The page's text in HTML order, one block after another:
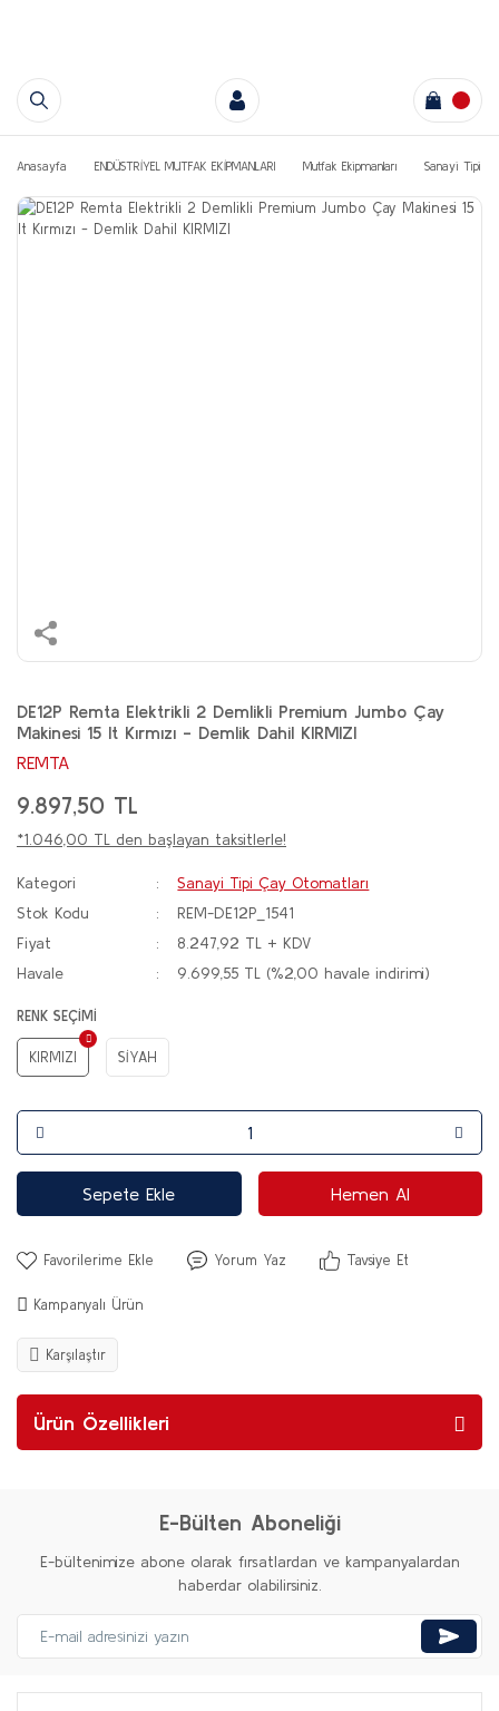
Anasayfa ENDÜSTRİYEL MUTFAK EKİPMANLARI Mutfak Ekipmanları Sanayi Tipi
DE12P Remta Elektrikli 2 Demlikli Premium Jumbo Çay
Makinesi 15 lt Kırmızı - Demlik Dahil KIRMIZI
REMTA
9.897,50 TL
*1.046,00 TL den başlayan taksitlerle!
Kategori
Sanayi Tipi Çay Otomatları
Stok Kodu
REM-DE12P_1541
Fiyat
8.247,92 TL + KDV
Havale
9.699,55 TL (%2,00 havale indirimi)
RENK SEÇİMİ
KIRMIZI SİYAH
Sepete Ekle Hemen Al
Yorum Yaz Tavsiye Et
Kampanyalı Ürün
Karşılaştır
Ürün Özellikleri
E-Bülten Aboneliği
E-bültenimize abone olarak fırsatlardan ve kampanyalardan
haberdar olabilirsiniz.